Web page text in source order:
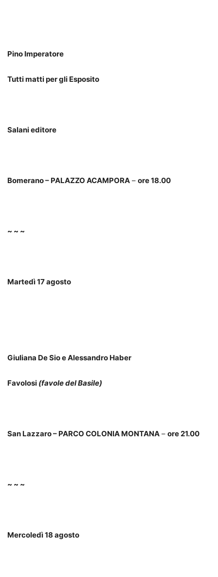
Pino Imperatore
Tutti matti per gli Esposito
Salani editore
Bomerano – PALAZZO ACAMPORA – ore 18.00
~ ~ ~
Martedì 17 agosto
Giuliana De Sio e Alessandro Haber
Favolosi (favole del Basile)
San Lazzaro – PARCO COLONIA MONTANA – ore 21.00
~ ~ ~
Mercoledì 18 agosto